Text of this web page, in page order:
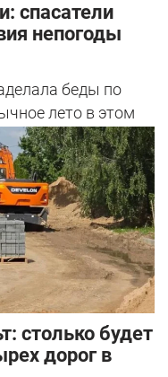
спасатели
непогоды
беды по
лето в этом
столько будет
дорог в